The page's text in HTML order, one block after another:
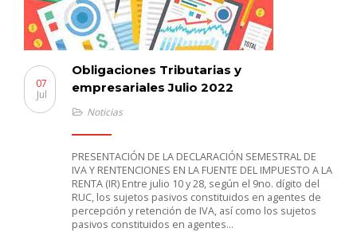
Obligaciones Tributarias y
empresariales Julio 2022
07
Jul
Noticias
PRESENTACIÓN DE LA DECLARACIÓN SEMESTRAL DE
IVA Y RENTENCIONES EN LA FUENTE DEL IMPUESTO A LA
RENTA (IR) Entre julio 10 y 28, según el 9no. dígito del
RUC, los sujetos pasivos constituidos en agentes de
percepción y retención de IVA, así como los sujetos
pasivos constituidos en agentes…